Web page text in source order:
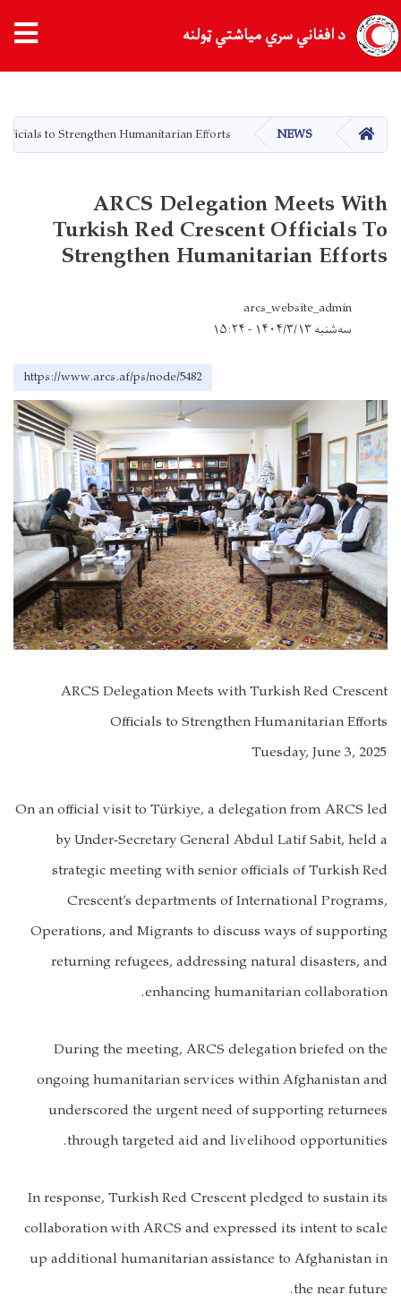
دانګل
د افغاني سري میاشتي ټولنه
کور NEWS
to Strengthen Humanitarian Efforts
ARCS Delegation Meets With
Turkish Red Crescent Officials To
Strengthen Humanitarian Efforts
arcs_website_admin
سه‌شنبه ۱۴۰۴/۳/۱۳ - ۱۵:۲۴
https://www.arcs.af/ps/node/5482
ARCS Delegation Meets with Turkish Red Crescent
Officials to Strengthen Humanitarian Efforts
Tuesday, June 3, 2025
On an official visit to Türkiye, a delegation from ARCS led
by Under-Secretary General Abdul Latif Sabit, held a
strategic meeting with senior officials of Turkish Red
Crescent’s departments of International Programs,
Operations, and Migrants to discuss ways of supporting
returning refugees, addressing natural disasters, and
enhancing humanitarian collaboration.
During the meeting, ARCS delegation briefed on the
ongoing humanitarian services within Afghanistan and
underscored the urgent need of supporting returnees
through targeted aid and livelihood opportunities.
In response, Turkish Red Crescent pledged to sustain its
collaboration with ARCS and expressed its intent to scale
up additional humanitarian assistance to Afghanistan in
the near future.